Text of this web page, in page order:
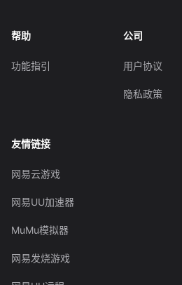
帮助
功能指引
公司
用户协议
隐私政策
友情链接
网易云游戏
网易UU加速器
MuMu模拟器
网易发烧游戏